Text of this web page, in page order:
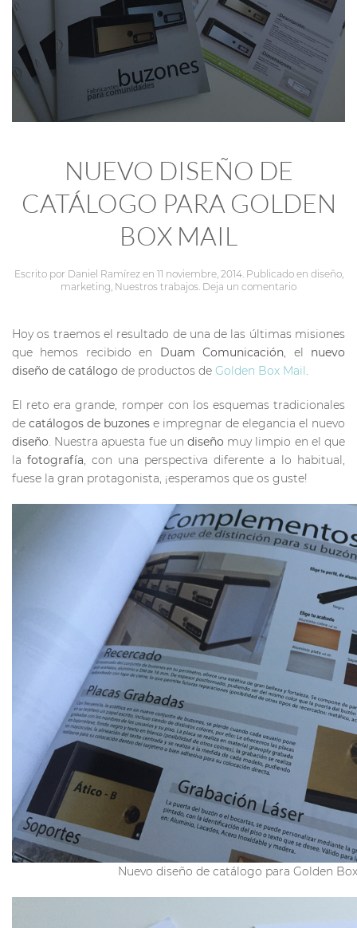
NUEVO DISEÑO DE
CATÁLOGO PARA GOLDEN
BOX MAIL
Escrito por Daniel Ramírezen 11 noviembre, 2014. Publicado en diseño,
marketing, Nuestros trabajos. Deja un comentario
Hoy os traemos el resultado de una de las últimas misiones
que hemos recibido en Duam Comunicación, el nuevo
diseño de catálogo de productos de Golden Box Mail.
El reto era grande, romper con los esquemas tradicionales
de catálogos de buzones e impregnar de elegancia el nuevo
diseño. Nuestra apuesta fue un diseño muy limpio en el que
la fotografía, con una perspectiva diferente a lo habitual,
fuese la gran protagonista, ¡esperamos que os guste!
Nuevo diseño de catálogo para Golden